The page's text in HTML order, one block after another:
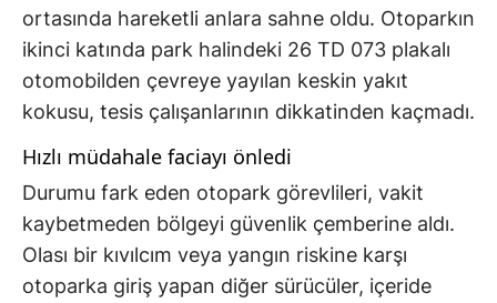
ortasında hareketli anlara sahne oldu. Otoparkın
ikinci katında park halindeki 26 TD 073 plakalı
otomobilden çevreye yayılan keskin yakıt
kokusu, tesis çalışanlarının dikkatinden kaçmadı.
Hızlı müdahale faciayı önledi
Durumu fark eden otopark görevlileri, vakit
kaybetmeden bölgeyi güvenlik çemberine aldı.
Olası bir kıvılcım veya yangın riskine karşı
otoparka giriş yapan diğer sürücüler, içeride